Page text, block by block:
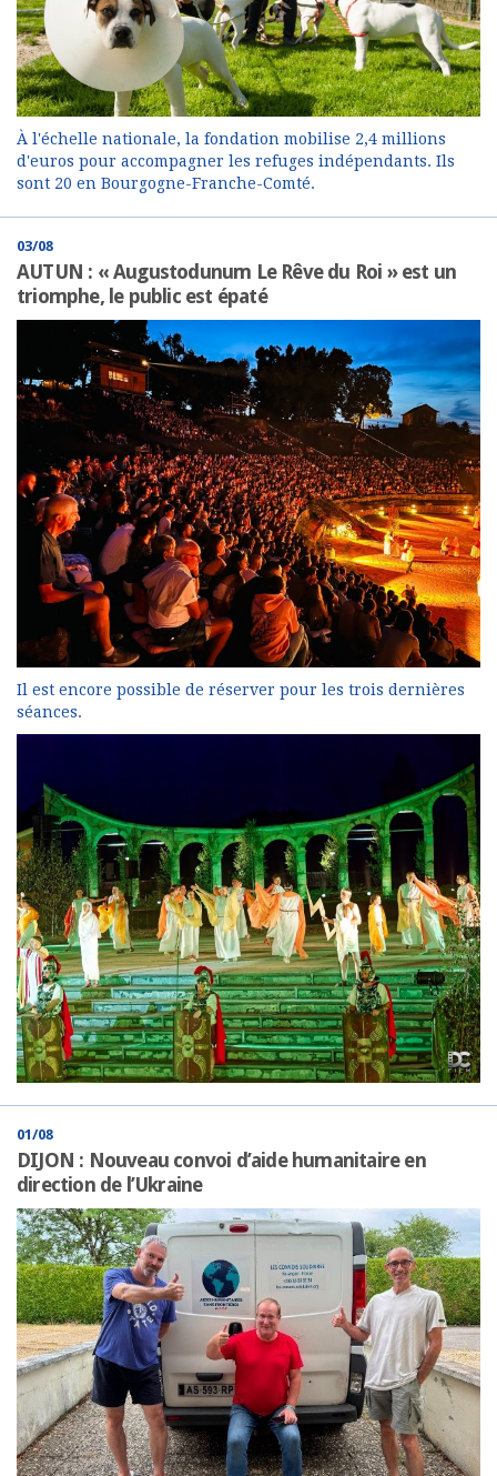
À l'échelle nationale, la fondation mobilise 2,4 millions
d'euros pour accompagner les refuges indépendants. Ils
sont 20 en Bourgogne-Franche-Comté.
03/08
AUTUN : « Augustodunum Le Rêve du Roi » est un
triomphe, le public est épaté
Il est encore possible de réserver pour les trois dernières
séances.
01/08
DIJON : Nouveau convoi d’aide humanitaire en
direction de l’Ukraine